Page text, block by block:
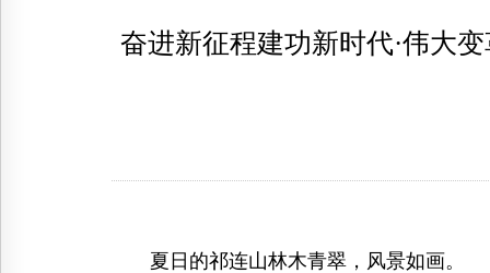
奋进新征程建功新时代·伟大
夏日的祁连山林木青翠，风景如画。